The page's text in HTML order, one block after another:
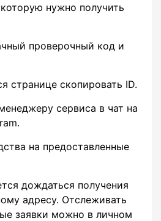
нужно получить
проверочный код и
странице скопировать ID.
сервиса в чат на
на предоставленные
дождаться получения
адресу. Отслеживать
заявки можно в личном